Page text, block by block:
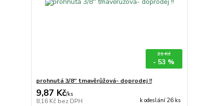
21 Kč
- 53 %
prohnutá 3/8'' tmavěrůžová- doprodej !!
9,87 Kč/ks
8,16 Kč bez DPH k odeslání 26 ks